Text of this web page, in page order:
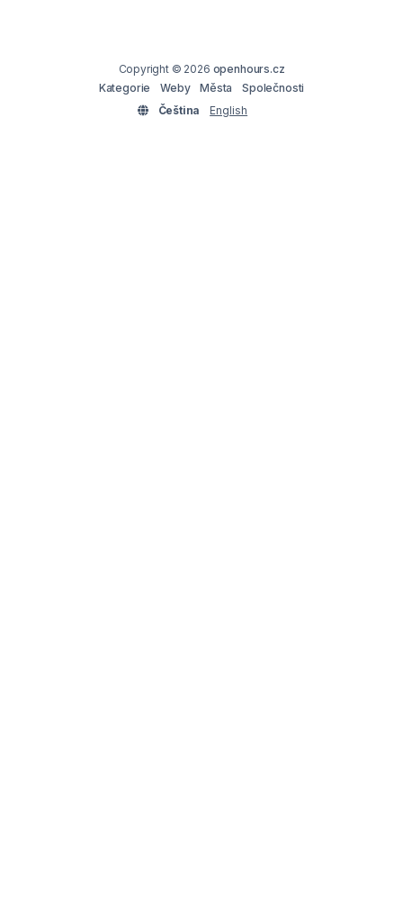
Copyright © 2026 openhours.cz
Kategorie
Weby Města
Společnosti
Čeština
English